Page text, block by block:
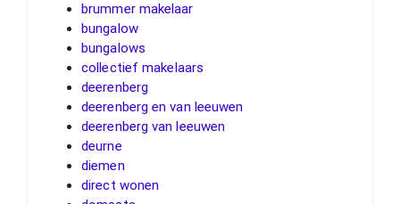
brummer makelaar
bungalow
bungalows
collectief makelaars
deerenberg
deerenberg en van leeuwen
deerenberg van leeuwen
deurne
diemen
direct wonen